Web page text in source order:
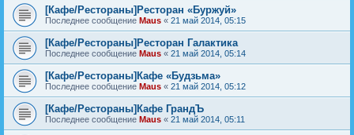
[Кафе/Рестораны]Ресторан «Буржуй»
Последнее сообщение Maus « 21 май 2014, 05:15
[Кафе/Рестораны]Ресторан Галактика
Последнее сообщение Maus « 21 май 2014, 05:14
[Кафе/Рестораны]Кафе «Будзьма»
Последнее сообщение Maus « 21 май 2014, 05:12
[Кафе/Рестораны]Кафе ГрандЪ
Последнее сообщение Maus « 21 май 2014, 05:11